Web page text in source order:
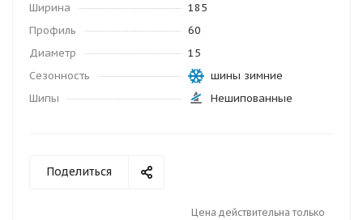
Ширина
185
Профиль
60
Диаметр
15
Сезонность
шины зимние
Шипы
Нешипованные
Поделиться
Цена действительна только